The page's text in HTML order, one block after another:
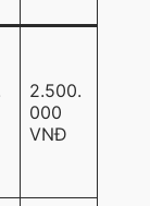
2.500.
000
VNĐ